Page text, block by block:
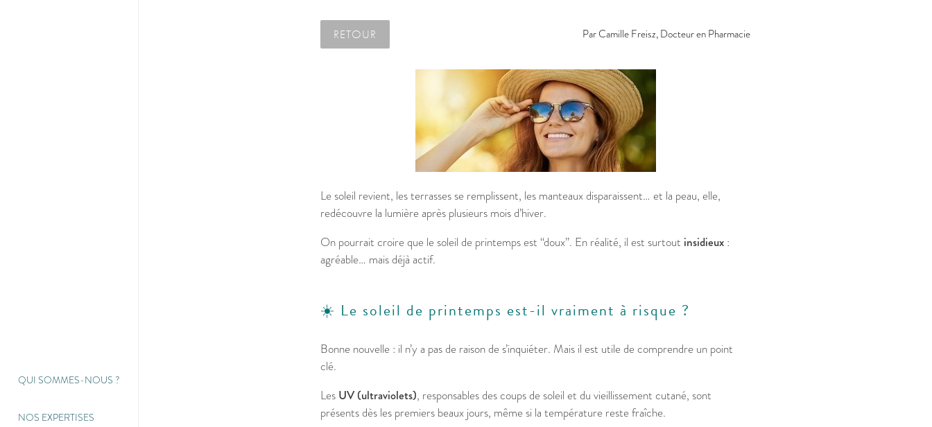
RETOUR ParCamille Freisz, Docteur en Pharmacie
Le soleil revient, les terrasses se remplissent, les manteaux disparaissent… et la peau, elle,
redécouvre la lumière après plusieurs mois d’hiver.
On pourrait croire que le soleil de printemps est “doux”. En réalité, il est surtout insidieux :
agréable… mais déjà actif.
☀️ Le soleil de printemps est-il vraiment à risque ?
Bonne nouvelle : il n’y a pas de raison de s’inquiéter. Mais il est utile de comprendre un point
clé.
Les UV (ultraviolets), responsables des coups de soleil et du vieillissement cutané, sont
présents dès les premiers beaux jours, même si la température reste fraîche.
QUI SOMMES-NOUS ?
NOS EXPERTISES